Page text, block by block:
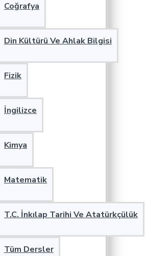
Coğrafya
Din Kültürü Ve Ahlak Bilgisi
Fizik
İngilizce
Kimya
Matematik
T.C. İnkılap Tarihi Ve Atatürkçülük
Tüm Dersler